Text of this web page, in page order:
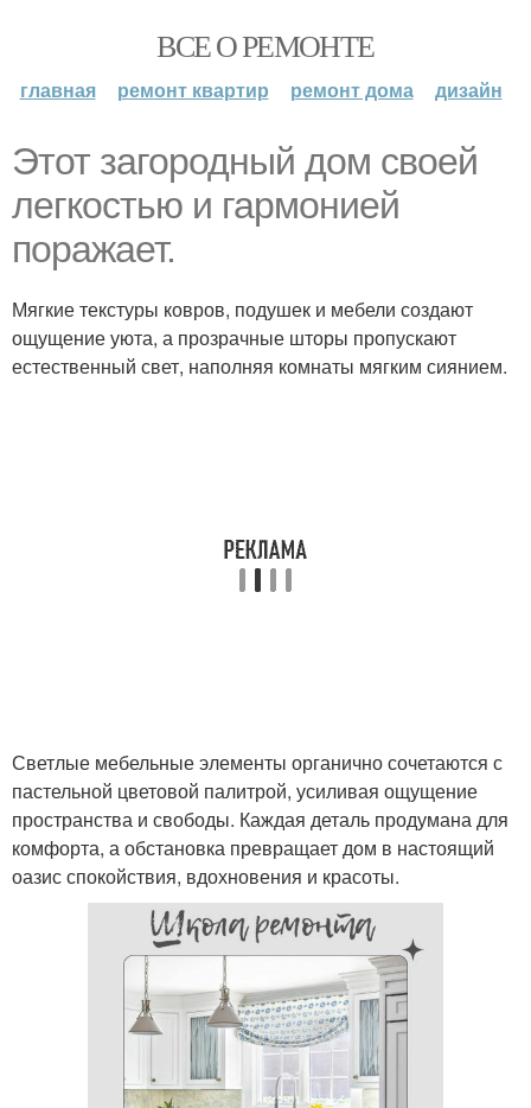
ВСЕ О РЕМОНТЕ
главная ремонт квартир ремонт дома дизайн
Этот загородный дом своей
легкостью и гармонией
поражает.
Мягкие текстуры ковров, подушек и мебели создают
ощущение уюта, а прозрачные шторы пропускают
естественный свет, наполняя комнаты мягким сиянием.
Светлые мебельные элементы органично сочетаются с
пастельной цветовой палитрой, усиливая ощущение
пространства и свободы. Каждая деталь продумана для
комфорта, а обстановка превращает дом в настоящий
оазис спокойствия, вдохновения и красоты.